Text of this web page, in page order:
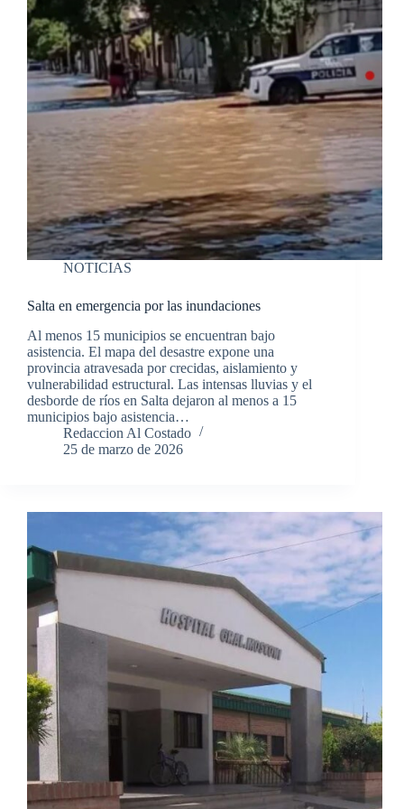
NOTICIAS
Salta en emergencia por las inundaciones
Al menos 15 municipios se encuentran bajo
asistencia. El mapa del desastre expone una
provincia atravesada por crecidas, aislamiento y
vulnerabilidad estructural. Las intensas lluvias y el
desborde de ríos en Salta dejaron al menos a 15
municipios bajo asistencia…
Redaccion Al Costado
25 de marzo de 2026